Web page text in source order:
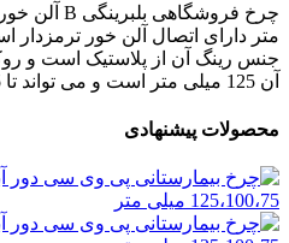
متر دارای اتصال آلن خور ترمزدار
جنس رینگ آن از پلاستیک است و
آن 125 میلی متر است و می تواند تا 62/5 کیلوگرم وزن را تحمل کند.
محصولات پیشنهادی